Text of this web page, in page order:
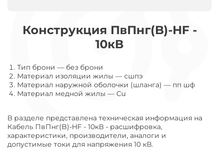
Конструкция ПвПнг(B)-HF -
10кВ
Тип брони — без брони
Материал изоляции жилы — сшпэ
Материал наружной оболочки (шланга) — пп шф
Материал медной жилы — Cu
В разделе представлена техническая информация на
Кабель ПвПнг(B)-HF - 10кВ - расшифровка,
характеристики, производители, аналоги и
допустимые токи для напряжения 10 кВ.